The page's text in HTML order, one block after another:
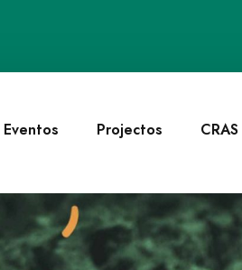
Eventos Projectos CRAS